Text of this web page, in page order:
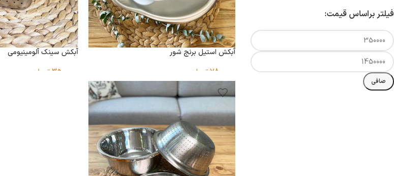
فیلتر براساس قیمت:
صافی
آبکش استیل برنج شور
780,000تومان
آبکش سینک آلومینیومی
350,000تومان